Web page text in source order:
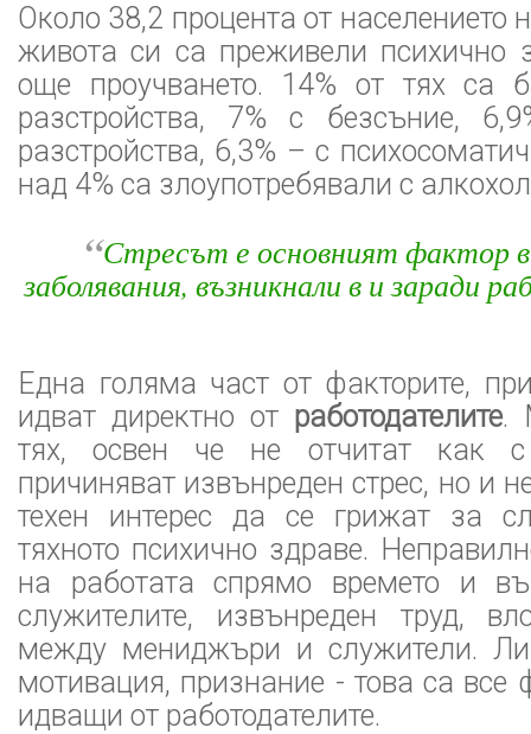
Около 38,2 процента от населението
живота си са преживели психично
още проучването. 14% от тях са
разстройства, 7% с безсъние,
разстройства, 6,3% – с
над 4% са злоупотребявали с
“Стресът е основният фактор
заболявания, възникнали в и заради
Една голяма част от факторите,
идват директно от работодателите.
тях, освен че не отчитат как с
причиняват извънреден стрес, но и
техен интерес да се грижат за
тяхното психично здраве.
на работата спрямо времето и
служителите, извънреден труд,
между мениджъри и служители.
мотивация, признание - това са все
идващи от работодателите.